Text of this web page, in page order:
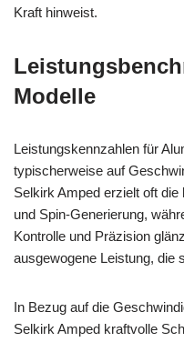
Kraft hinweist.
Modelle
Leistungskennzahlen für
typischerweise auf
Selkirk Amped erzielt oft
und Spin-Generierung,
Kontrolle und Präzision
ausgewogene Leistung, die
In Bezug auf die
Selkirk Amped kraftvolle